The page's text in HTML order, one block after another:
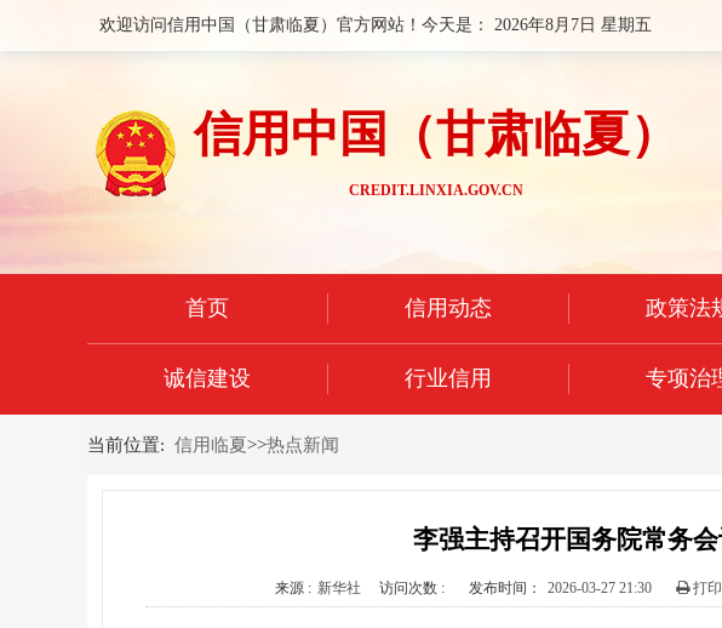
欢迎访问信用中国（甘肃临夏）官方网站！今天是： 2026年8月7日 星期五
信用中国（甘肃临夏）
CREDIT.LINXIA.GOV.CN
首页 信用动态 政策法
诚信建设 行业信用 专项治
当前位置: 信用临夏>>热点新闻
李强主持召开国务院常务
来源 : 新华社 访问次数 : 发布时间： 2026-03-27 21:30 打印